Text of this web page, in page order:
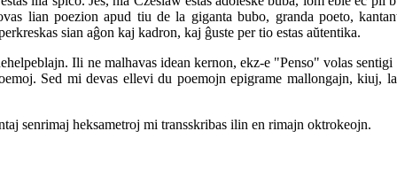
lian poezion apud tiu de la giganta bubo, granda poeto,
sian aĝon kaj kadron, kaj ĝuste per tio estas aŭtentika.
Ili ne malhavas idean kernon, ekz‑e "Penso" volas
Sed mi devas ellevi du poemojn epigrame mallongajn, kiuj,
senrimaj heksametroj mi transskribas ilin en rimajn oktrokeojn.